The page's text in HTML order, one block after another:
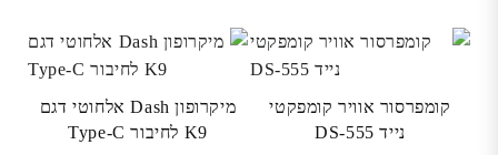
קומפרסור אוויר קומפקטי
נייד DS-555
מיקרופון Dash אלחוטי דגם
K9 לחיבור Type-C